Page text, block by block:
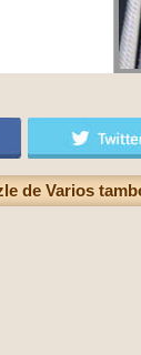
de Varios